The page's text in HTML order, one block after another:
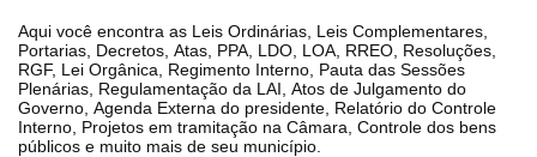
Aqui você encontra as Leis Ordinárias, Leis Complementares,
Portarias, Decretos, Atas, PPA, LDO, LOA, RREO, Resoluções,
RGF, Lei Orgânica, Regimento Interno, Pauta das Sessões
Plenárias, Regulamentação da LAI, Atos de Julgamento do
Governo, Agenda Externa do presidente, Relatório do Controle
Interno, Projetos em tramitação na Câmara, Controle dos bens
públicos e muito mais de seu município.